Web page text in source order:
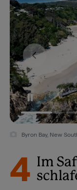
Byron Bay, New
4 Im